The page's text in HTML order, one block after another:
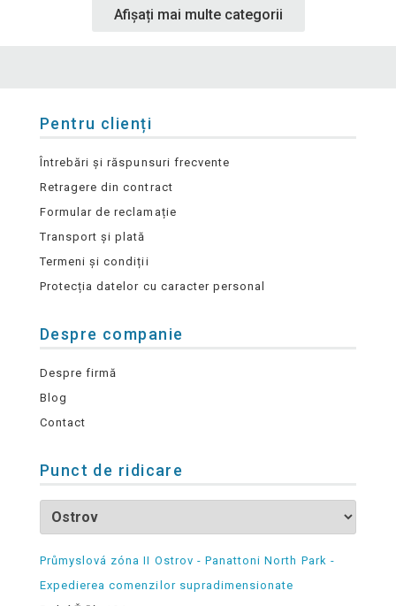
Afișați mai multe categorii
Pentru clienți
Întrebări și răspunsuri frecvente
Retragere din contract
Formular de reclamație
Transport și plată
Termeni și condiții
Protecția datelor cu caracter personal
Despre companie
Despre firmă
Blog
Contact
Punct de ridicare
Průmyslová zóna II Ostrov - Panattoni North Park -
Expedierea comenzilor supradimensionate